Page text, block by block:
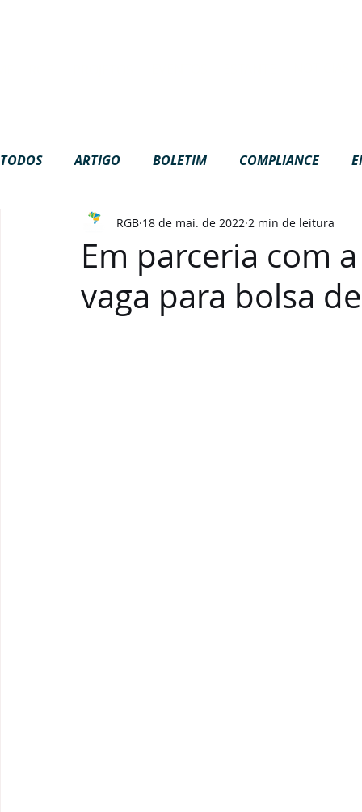
TODOS ARTIGO BOLETIM COMPLIANCE
GOVERNANÇA INTERNACIONAL LGPD
PODCAST VÍDEOS
Em parceria com a
vaga para bolsa
RGB 18 de mai. de 2022 2 min de leitura